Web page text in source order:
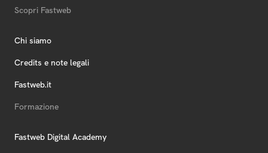
Scopri Fastweb
Chi siamo
Credits e note legali
Fastweb.it
Formazione
Fastweb Digital Academy